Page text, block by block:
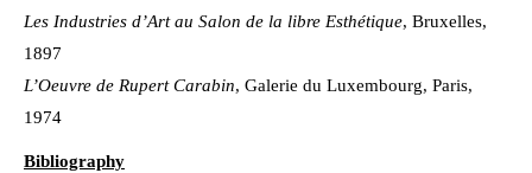
Les Industries d’Art au Salon de la libre Esthétique, Bruxelles,
1897
L’Oeuvre de Rupert Carabin, Galerie du Luxembourg, Paris,
1974
Bibliography